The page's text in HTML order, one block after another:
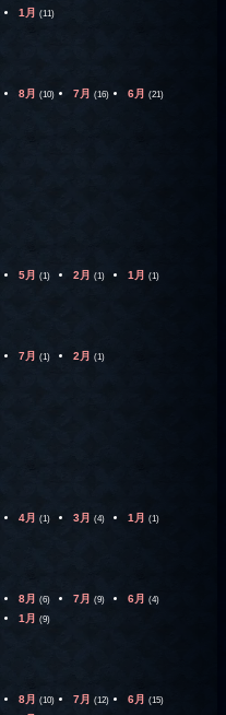
1月 (11)
8月 (10) 7月 (16) 6月 (21)
5月 (1) 2月 (1) 1月 (1)
7月 (1) 2月 (1)
4月 (1) 3月 (4) 1月 (1)
8月 (6) 7月 (9) 6月 (4)
1月 (9)
8月 (10) 7月 (12) 6月 (15)